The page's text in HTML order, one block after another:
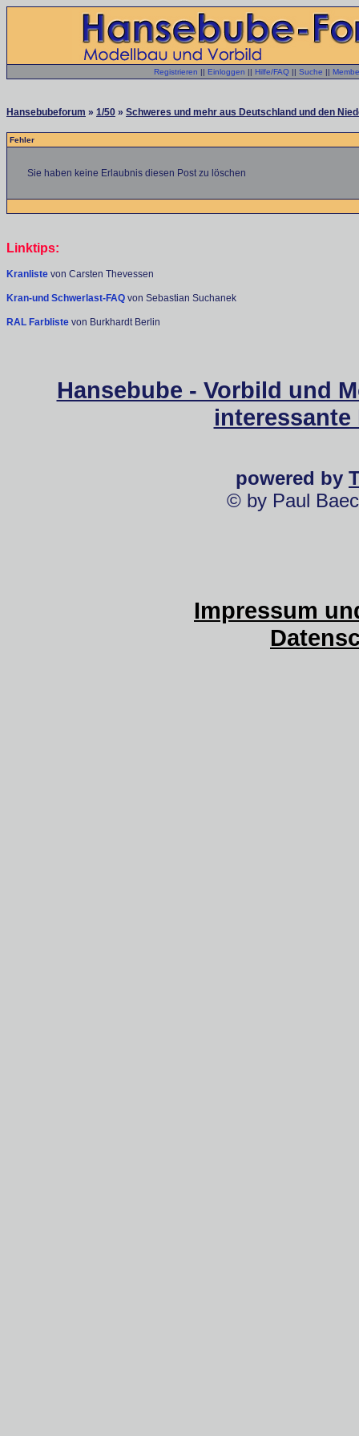
Registrieren || Einloggen || Hilfe/FAQ || Suche ||
Hansebubeforum » 1/50 » Schweres und mehr aus Deutschland und den
Fehler
Sie haben keine Erlaubnis diesen Post zu löschen
Linktips:
Kranliste von Carsten Thevessen
Kran-und Schwerlast-FAQ von Sebastian Suchanek
RAL Farbliste von Burkhardt Berlin
Hansebube - Vorbild und
powered by
© by Paul
Impressum